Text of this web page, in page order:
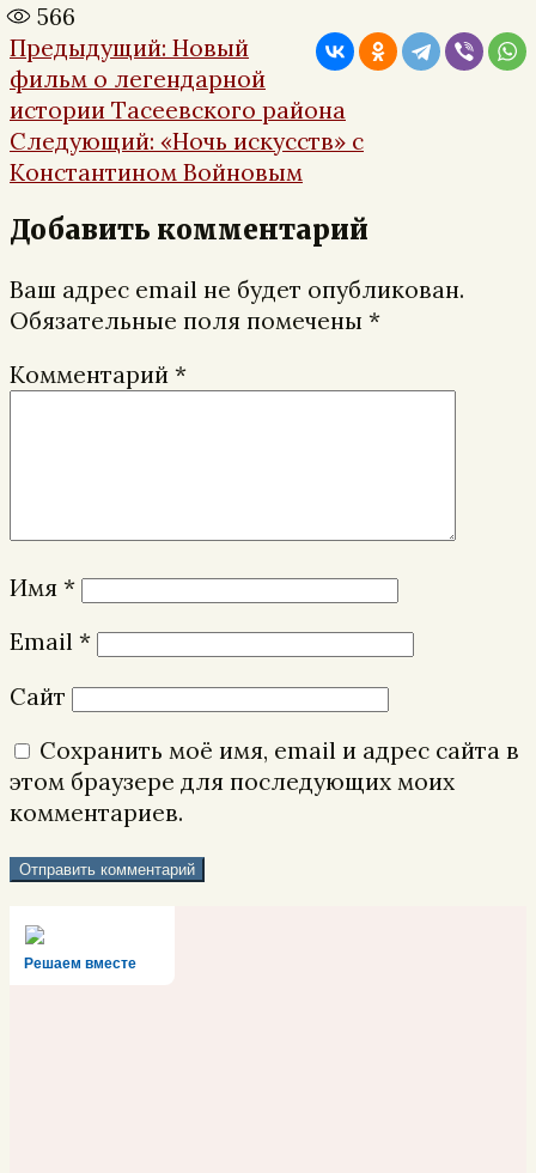
566
Навигация
по
записям
Предыдущий: Предыдущая
запись:
Новый
фильм о легендарной
истории Тасеевского района
Следующий: Следующая
запись:
«Ночь искусств» с
Константином Войновым
Добавить комментарий
Ваш адрес email не будет опубликован.
Обязательные поля помечены *
Комментарий *
Имя *
Email *
Сайт
Сохранить моё имя, email и адрес сайта в
этом браузере для последующих моих
комментариев.
Решаем вместе